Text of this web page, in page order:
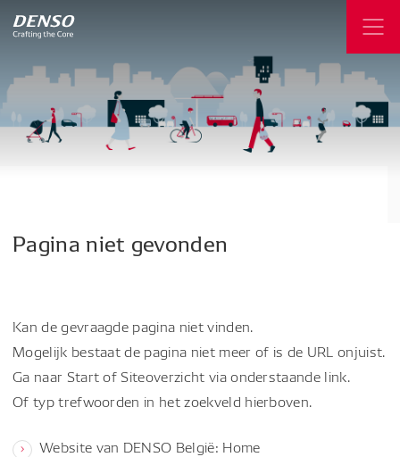
Pagina niet gevonden
Kan de gevraagde pagina niet vinden.
Mogelijk bestaat de pagina niet meer of is de URL onjuist.
Ga naar Start of Siteoverzicht via onderstaande link.
Of typ trefwoorden in het zoekveld hierboven.
Website van DENSO België: Home